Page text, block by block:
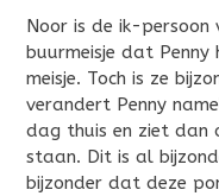
Noor is de ik-
buurmeisje dat Penny
meisje. Toch is ze
verandert Penny
dag thuis en ziet dan
staan. Dit is al
bijzonder dat deze